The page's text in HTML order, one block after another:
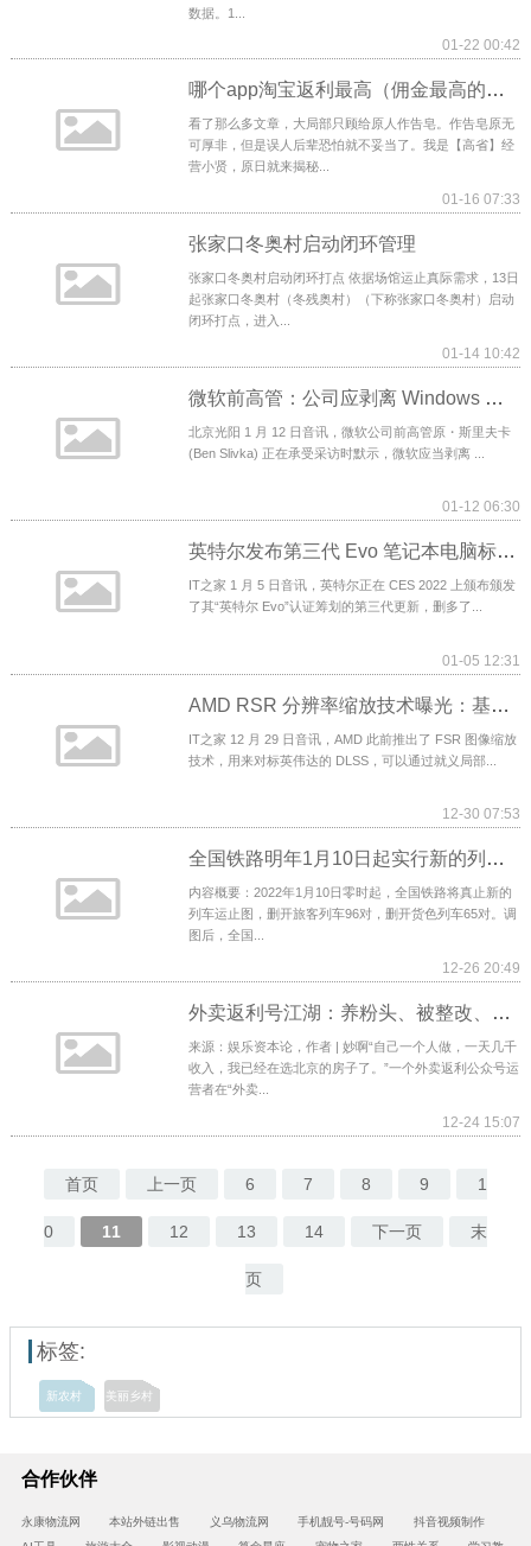
数据。1...
01-22 00:42
哪个app淘宝返利最高（佣金最高的返利软件推荐）
看了那么多文章，大局部只顾给原人作告皂。作告皂原无
可厚非，但是误人后辈恐怕就不妥当了。我是【高省】经
营小贤，原日就来揭秘...
01-16 07:33
张家口冬奥村启动闭环管理
张家口冬奥村启动闭环打点 依据场馆运止真际需求，13日
起张家口冬奥村（冬残奥村）（下称张家口冬奥村）启动
闭环打点，进入...
01-14 10:42
微软前高管：公司应剥离 Windows 和 Office 业务，专注云计算
北京光阳 1 月 12 日音讯，微软公司前高管原・斯里夫卡
(Ben Slivka) 正在承受采访时默示，微软应当剥离 ...
01-12 06:30
英特尔发布第三代 Evo 笔记本电脑标准：需配备 12 代酷睿处理器，1080p 摄像头
IT之家 1 月 5 日音讯，英特尔正在 CES 2022 上颁布颁发
了其“英特尔 Evo”认证筹划的第三代更新，删多了...
01-05 12:31
AMD RSR 分辨率缩放技术曝光：基于 FSR，无需游戏适配即可使用
IT之家 12 月 29 日音讯，AMD 此前推出了 FSR 图像缩放
技术，用来对标英伟达的 DLSS，可以通过就义局部...
12-30 07:53
全国铁路明年1月10日起实行新的列车运行图！
内容概要：2022年1月10日零时起，全国铁路将真止新的
列车运止图，删开旅客列车96对，删开货色列车65对。调
图后，全国...
12-26 20:49
外卖返利号江湖：养粉头、被整改、分销模式像传销
来源：娱乐资本论，作者 | 妙啊“自己一个人做，一天几千
收入，我已经在选北京的房子了。”一个外卖返利公众号运
营者在“外卖...
12-24 15:07
首页 上一页 6 7 8 9 1
0 11 12 13 14 下一页 末
页
标签:
新农村 美丽乡村
合作伙伴
永康物流网 本站外链出售 义乌物流网 手机靓号-号码网
抖音视频制作